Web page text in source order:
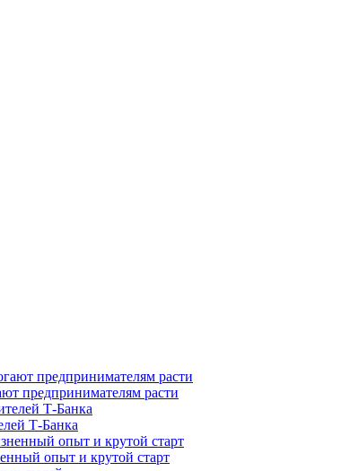
предпринимателям расти
Т-Банка
опыт и крутой старт